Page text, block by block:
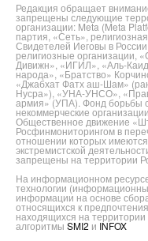
Редакция обращает
запрещены следующие
организации: Meta (Meta
партия, «Сеть»,
Свидетелей Иеговы в
религиозные организации,
Дивижн», «ИГИЛ», «Аль-
народа», «Братство»
«Джабхат Фатх аш-Шам»
Нусра»), «УНА-УНСО»,
армия» (УПА). Фонд борьбы
некоммерческие
Общественное движение
Росфинмониторингом в
отношении которых
экстремистской
запрещены на территории
На информационном
технологии
информации на основе
относящихся к
находящихся на
алгоритмы SMI2 и INFOX